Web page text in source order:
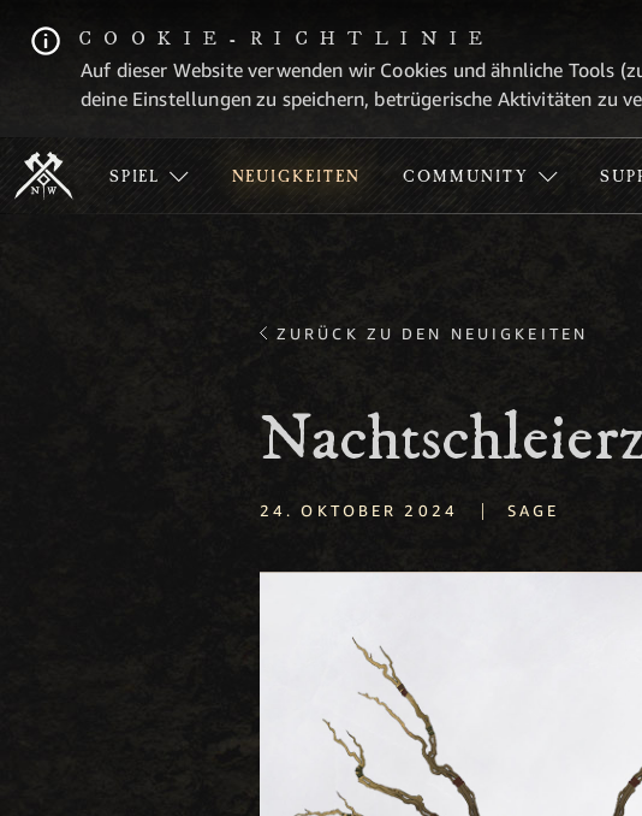
COOKIE-RICHTLINIE
Auf dieser Website verwenden wir Cookies und ähnliche Tools
deine Einstellungen zu speichern, betrügerische Aktivitäten zu
SPIEL NEUIGKEITEN COMMUNITY
ZURÜCK ZU DEN NEUIGKEITEN
24. OKTOBER 2024 | SAGE